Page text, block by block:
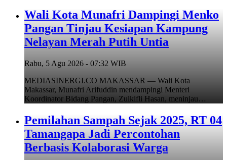
Wali Kota Munafri Dampingi Menko
Pangan Tinjau Kesiapan Kampung
Nelayan Merah Putih Untia
Rabu, 5 Agu 2026 - 07:32 WIB
MEDIASINERGI.CO MAKASSAR — Wali Kota
Makassar, Munafri Arifuddin mendampingi Menteri
Koordinator Bidang Pangan, Zulkifli Hasan, meninjau…
Pemilahan Sampah Sejak 2025, RT 04
Tamangapa Jadi Percontohan
Berbasis Kolaborasi Warga